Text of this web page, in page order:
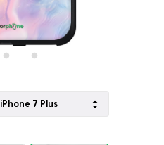
iPhone 7 Plus